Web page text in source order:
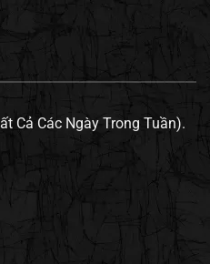
Cả Các Ngày Trong Tuần).